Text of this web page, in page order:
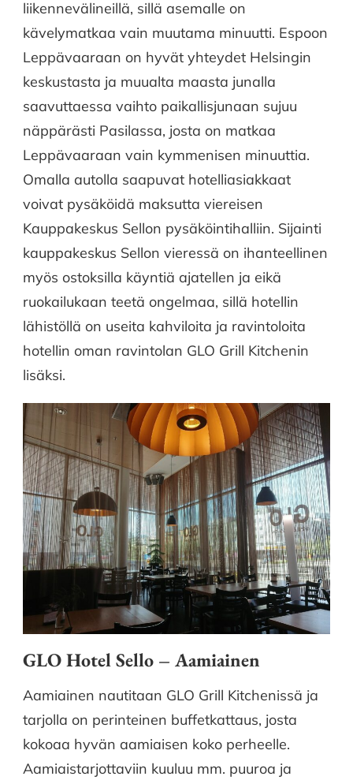
liikennevälineillä, sillä asemalle on
kävelymatkaa vain muutama minuutti. Espoon
Leppävaaraan on hyvät yhteydet Helsingin
keskustasta ja muualta maasta junalla
saavuttaessa vaihto paikallisjunaan sujuu
näppärästi Pasilassa, josta on matkaa
Leppävaaraan vain kymmenisen minuuttia.
Omalla autolla saapuvat hotelliasiakkaat
voivat pysäköidä maksutta viereisen
Kauppakeskus Sellon pysäköintihalliin. Sijainti
kauppakeskus Sellon vieressä on ihanteellinen
myös ostoksilla käyntiä ajatellen ja eikä
ruokailukaan teetä ongelmaa, sillä hotellin
lähistöllä on useita kahviloita ja ravintoloita
hotellin oman ravintolan GLO Grill Kitchenin
lisäksi.
GLO Hotel Sello – Aamiainen
Aamiainen nautitaan GLO Grill Kitchenissä ja
tarjolla on perinteinen buffetkattaus, josta
kokoaa hyvän aamiaisen koko perheelle.
Aamiaistarjottaviin kuuluu mm. puuroa ja